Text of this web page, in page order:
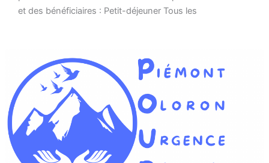
et des bénéficiaires : Petit-déjeuner Tous les